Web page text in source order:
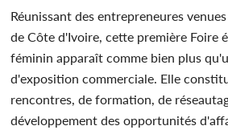
Réunissant des entrepreneures
de Côte d'Ivoire, cette première Foire
féminin apparaît comme bien plus
d'exposition commerciale. Elle
rencontres, de formation, de
développement des opportunités